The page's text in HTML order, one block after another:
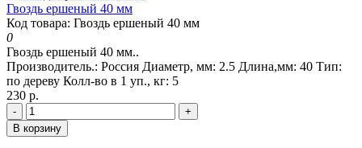
Гвоздь ершеный 40 мм
Код товара: Гвоздь ершеный 40 мм
0
Гвоздь ершеный 40 мм..
Производитель.: Россия Диаметр, мм: 2.5 Длина,мм: 40 Тип:
по дереву Колл-во в 1 уп., кг: 5
230 р.
-
+
В корзину